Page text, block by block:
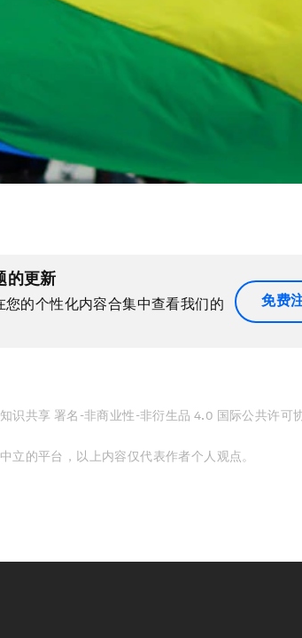
的更新
的个性化内容合集中查看我们的
免费
识共享 署名-非商业性-非衍生品 4.0 国际公共许可
立的平台，以上内容仅代表作者个人观点。